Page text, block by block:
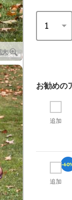
大
お勧めの
追加
追加
-